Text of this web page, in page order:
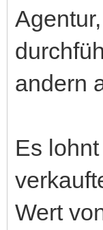
andern
Es
Wert